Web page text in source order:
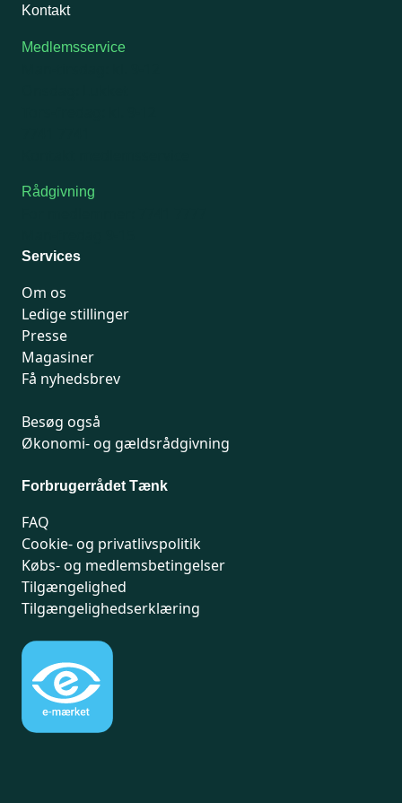
Kontakt
Medlemsservice
Rådgivning
Services
Om os
Ledige stillinger
Presse
Magasiner
Få nyhedsbrev
Besøg også
Økonomi- og gældsrådgivning
Forbrugerrådet Tænk
FAQ
Cookie- og privatlivspolitik
Købs- og medlemsbetingelser
Tilgængelighed
Tilgængelighedserklæring